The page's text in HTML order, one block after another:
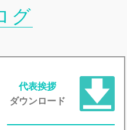
グ
代表挨拶
ダウンロード